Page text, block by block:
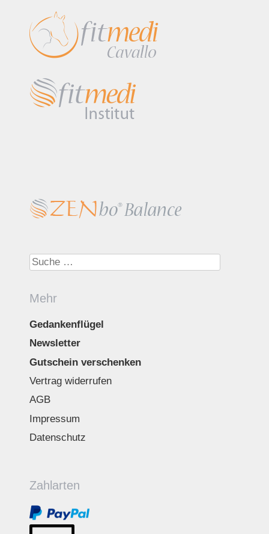
Suche nach:
Mehr
Gedankenflügel
Newsletter
Gutschein verschenken
Vertrag widerrufen
AGB
Impressum
Datenschutz
Zahlarten